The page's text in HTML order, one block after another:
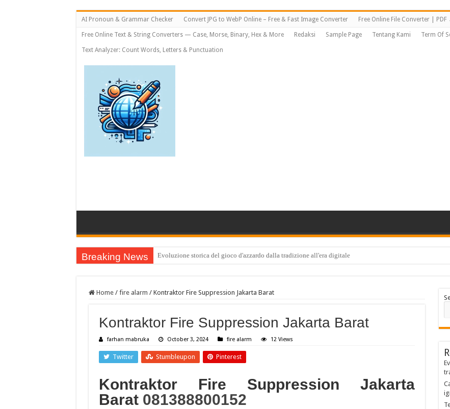
AI Pronoun & Grammar Checker Convert JPG to WebP Online – Free & Fast Image Converter Free Online File Converter |
Free Online Text & String Converters — Case, Morse, Binary, Hex & More Redaksi Sample Page Tentang Kami Term Of
Text Analyzer: Count Words, Letters & Punctuation
Breaking News Cazeus vodnik za začetnike: kaj preveriti pred prvo igro
Home / fire alarm / Kontraktor Fire Suppression Jakarta Barat
Kontraktor Fire Suppression Jakarta Barat
farhan mabruka October 3, 2024 fire alarm 12 Views
Twitter Stumbleupon Pinterest
Kontraktor Fire Suppression Jakarta
Barat 081388800152